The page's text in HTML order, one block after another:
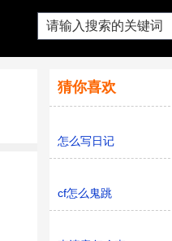
猜你喜欢
怎么写日记
cf怎么鬼跳